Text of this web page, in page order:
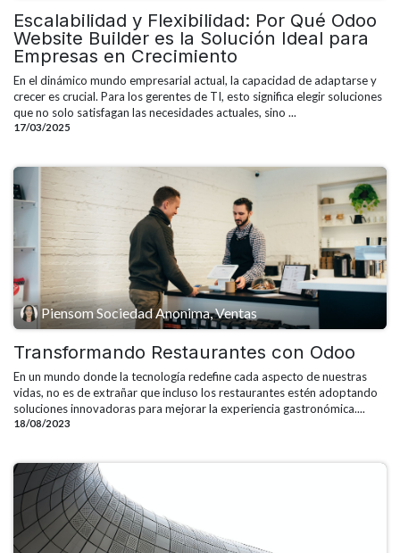
Escalabilidad y Flexibilidad: Por Qué Odoo
Website Builder es la Solución Ideal para
Empresas en Crecimiento
En el dinámico mundo empresarial actual, la capacidad de adaptarse y
crecer es crucial. Para los gerentes de TI, esto significa elegir soluciones
que no solo satisfagan las necesidades actuales, sino ...
17/03/2025
Piensom Sociedad Anonima, Ventas
Transformando Restaurantes con Odoo
En un mundo donde la tecnología redefine cada aspecto de nuestras
vidas, no es de extrañar que incluso los restaurantes estén adoptando
soluciones innovadoras para mejorar la experiencia gastronómica....
18/08/2023